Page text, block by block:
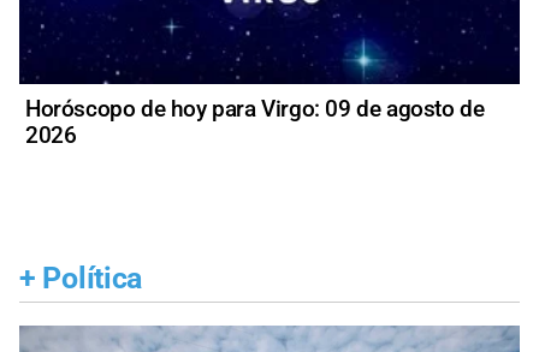
Horóscopo de hoy para Virgo: 09 de agosto de
2026
+ Política